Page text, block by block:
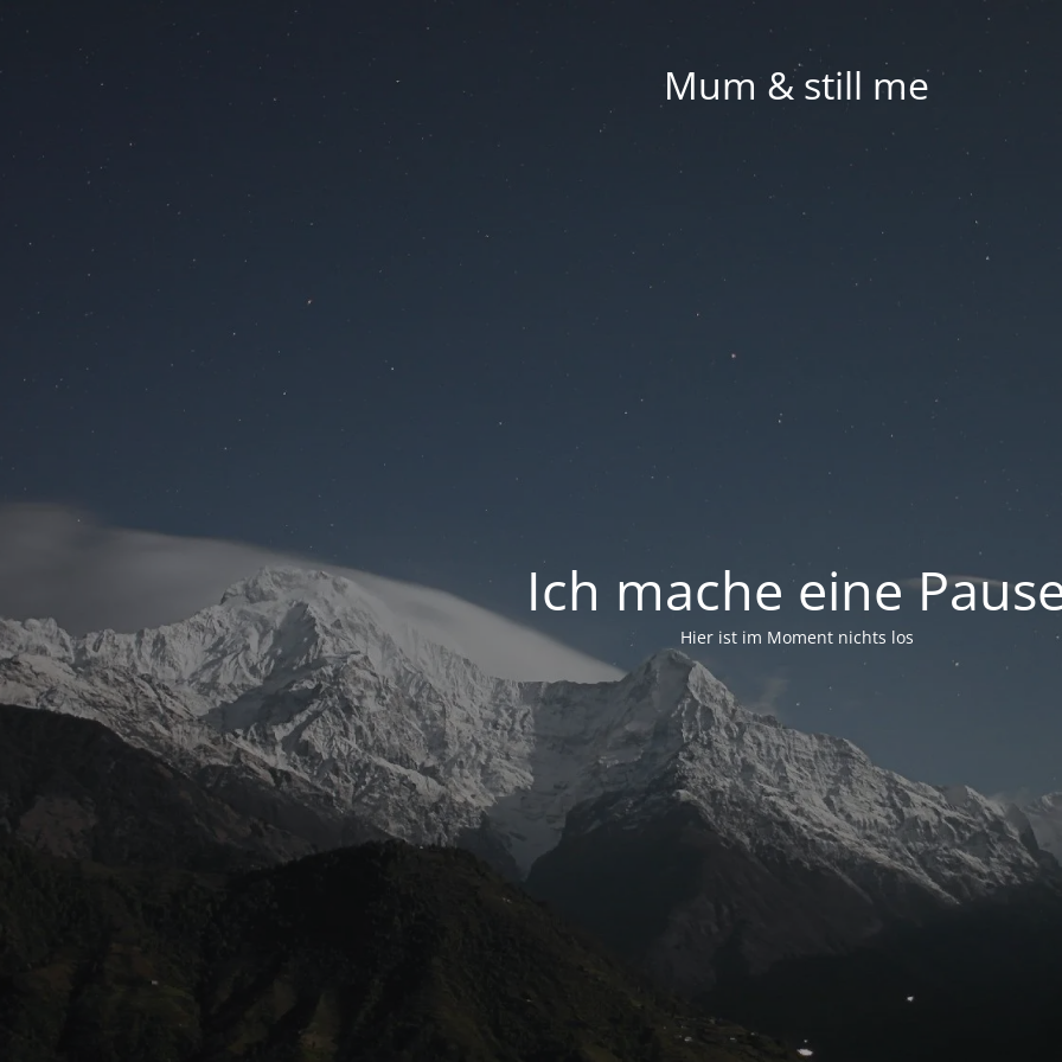
Mum & still me
Ich mache eine
Hier ist im Moment nichts los